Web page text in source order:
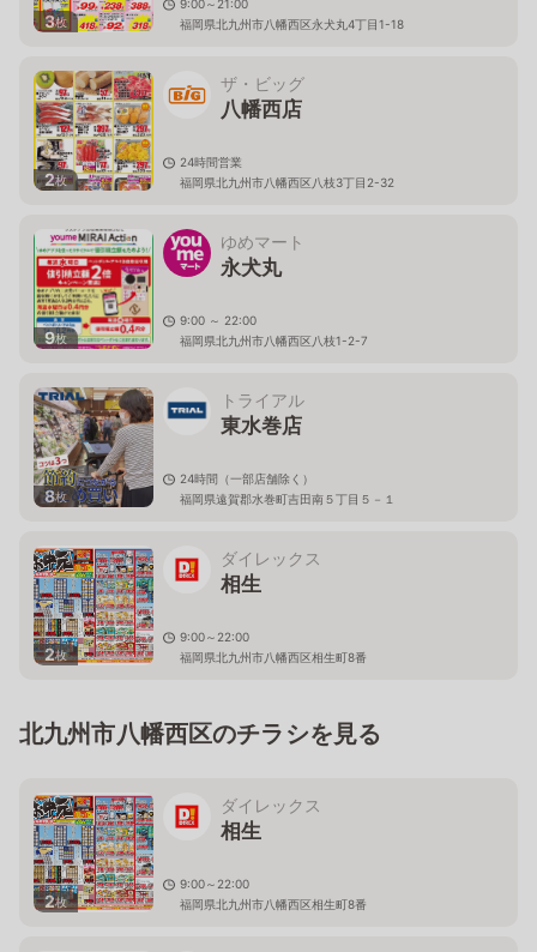
3枚
9:00～21:00
福岡県北九州市八幡西区永犬丸4丁目1-18
2枚
ザ・ビッグ
八幡西店
24時間営業
福岡県北九州市八幡西区八枝3丁目2-32
9枚
ゆめマート
永犬丸
9:00 ～ 22:00
福岡県北九州市八幡西区八枝1-2-7
8枚
トライアル
東水巻店
24時間（一部店舗除く）
福岡県遠賀郡水巻町吉田南５丁目５－１
2枚
ダイレックス
相生
9:00～22:00
福岡県北九州市八幡西区相生町8番
北九州市八幡西区のチラシを見る
2枚
ダイレックス
相生
9:00～22:00
福岡県北九州市八幡西区相生町8番